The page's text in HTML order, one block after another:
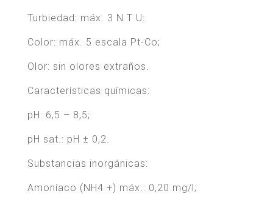
Turbiedad: máx. 3 N T U:
Color: máx. 5 escala Pt-Co;
Olor: sin olores extraños.
Características químicas:
pH: 6,5 – 8,5;
pH sat.: pH ± 0,2.
Substancias inorgánicas:
Amoníaco (NH4 +) máx.: 0,20 mg/l;